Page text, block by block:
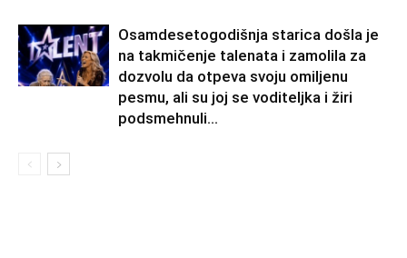
Osamdesetogodišnja starica došla je
na takmičenje talenata i zamolila za
dozvolu da otpeva svoju omiljenu
pesmu, ali su joj se voditeljka i žiri
podsmehnuli...